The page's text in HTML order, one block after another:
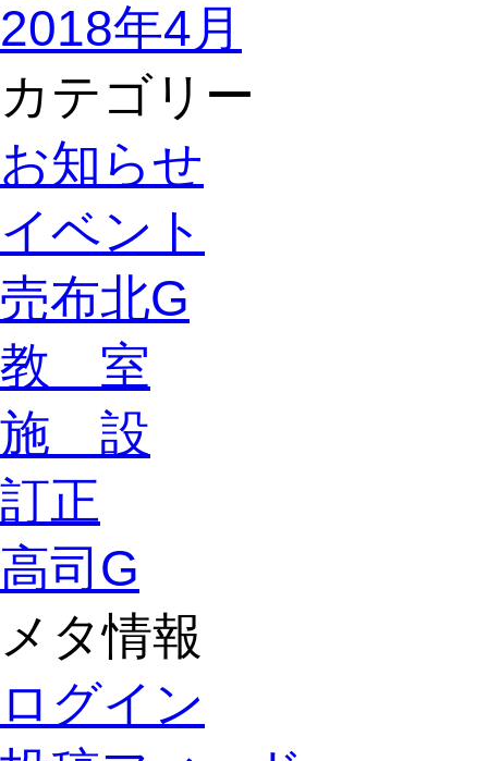
2018年4月
カテゴリー
お知らせ
イベント
売布北G
教 室
施 設
訂正
高司G
メタ情報
ログイン